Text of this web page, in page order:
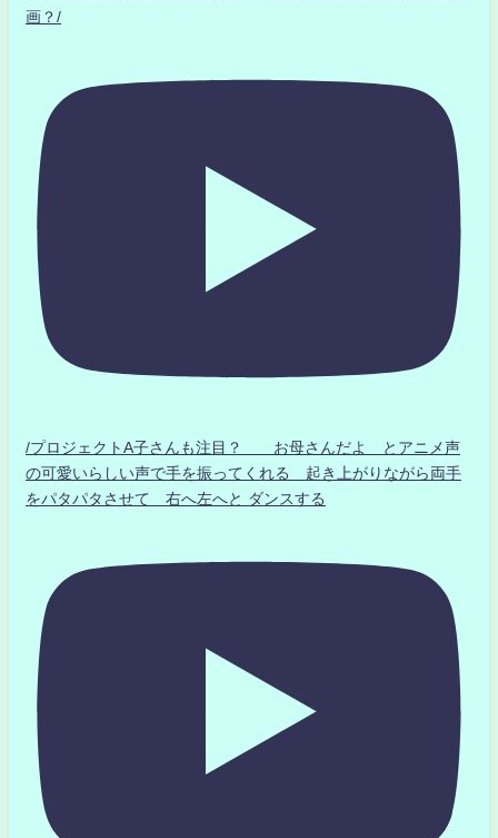
画？/
/プロジェクトA子さんも注目？ お母さんだよ とアニメ声
の可愛いらしい声で手を振ってくれる 起き上がりながら両手
をパタパタさせて 右へ左へと ダンスする